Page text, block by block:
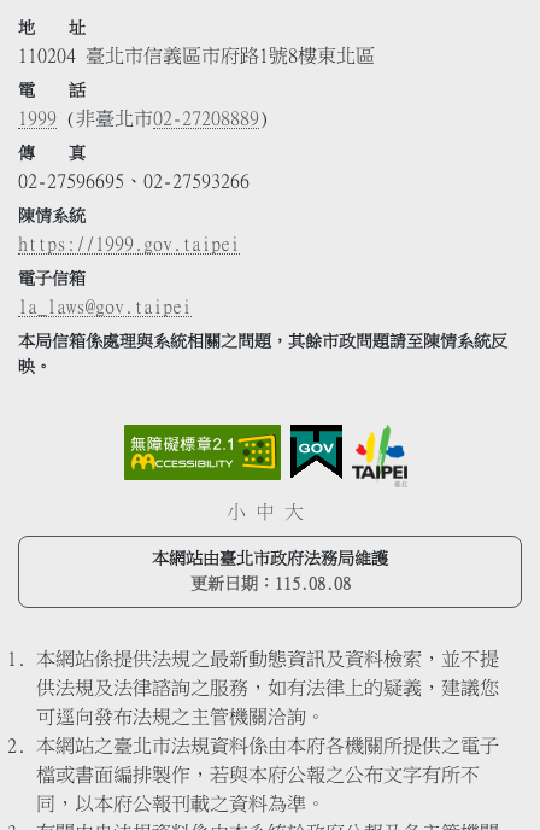
地 址
110204 臺北市信義區市府路1號8樓東北區
電 話
1999 (非臺北市02-27208889)
傳 真
02-27596695、02-27593266
陳情系統
https://1999.gov.taipei
電子信箱
la_laws@gov.taipei
本局信箱係處理與系統相關之問題，其餘市政問題請至陳情系統反
映。
小 中 大
本網站由臺北市政府法務局維護
更新日期： 115.08.08
本網站係提供法規之最新動態資訊及資料檢索，並不提
供法規及法律諮詢之服務，如有法律上的疑義，建議您
可逕向發布法規之主管機關洽詢。
本網站之臺北市法規資料係由本府各機關所提供之電子
檔或書面編排製作，若與本府公報之公布文字有所不
同，以本府公報刊載之資料為準。